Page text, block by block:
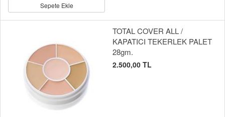
Sepete Ekle
TOTAL COVER ALL /
KAPATICI TEKERLEK PALET
28gm.
2.500,00 TL